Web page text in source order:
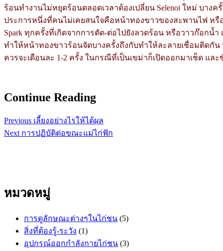
ร้อนทำงานไม่หยุดร้อนตลอดเวลาต้องเปลี่ยน Selenoi ใหม่ บางค
ประการหนึ่งที่คนไม่เคยสนใจคือหน้าทองขาวของสะพานไฟ ห
Spark ทุกครั้งที่เกิดจากการตัด-ต่อไปยังลวดร้อน หรือวาวก๊อกน้
ทำให้หน้าทองขาวร้อนจัดบางครั้งถึงกับทำให้ละลายเชื่อมติดกั
ควรจะเดือนละ 1-2 ครั้ง ในกรณีที่เป็นเขม่าก็เปิดออกมาเช็ด แล
Continue Reading
Previous เลี้ยงอย่างไรให้ได้ผล
Next การปฏิบัติต่อขณะแม่ไก่ฟัก
หมวดหมู่
การดูลักษณะต่างๆในไก่ชน (5)
สิ่งที่ต้องรู้-ระวัง (1)
อุปกรณ์ออกกำลังกายไก่ชน (3)